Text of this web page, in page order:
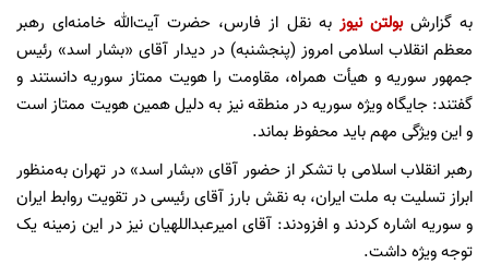
به گزارش بولتن نیوز به نقل از فارس، حضرت آیت‌الله خامنه‌ای رهبر
معظم انقلاب اسلامی امروز (پنجشنبه) در دیدار آقای «بشار اسد» رئیس
جمهور سوریه و هیأت همراه، مقاومت را هویت ممتاز سوریه دانستند و
گفتند: جایگاه ویژه سوریه در منطقه نیز به دلیل همین هویت ممتاز است
و این ویژگی مهم باید محفوظ بماند.
رهبر انقلاب اسلامی با تشکر از حضور آقای «بشار اسد» در تهران به‌منظور
ابراز تسلیت به ملت ایران، به نقش بارز آقای رئیسی در تقویت روابط ایران
و سوریه اشاره کردند و افزودند: آقای امیرعبداللهیان نیز در این زمینه یک
توجه ویژه داشت.